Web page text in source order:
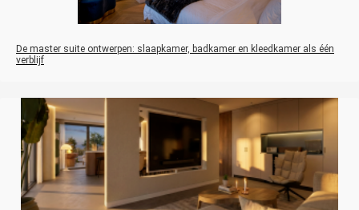
De master suite ontwerpen: slaapkamer, badkamer en kleedkamer als één
verblijf